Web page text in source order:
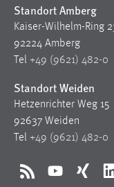
Standort Amberg
Kaiser-Wilhelm-Ring
92224 Amberg
Tel +49 (9621) 482-0
Standort Weiden
Hetzenrichter Weg 15
92637 Weiden
Tel +49 (9621) 482-0
RSS YouTubeXing
STATISTIK
Statistik
Diese
unsere
Matomo
Name: